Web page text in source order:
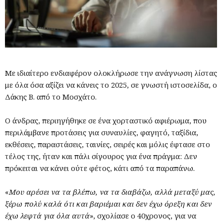
Με ιδιαίτερο ενδιαφέρον ολοκλήρωσε την ανάγνωση λίστας
με όλα όσα αξίζει να κάνεις το 2025, σε γνωστή ιστοσελίδα, ο
Δάκης Β. από το Μοσχάτο.
Ο άνδρας, περιηγήθηκε σε ένα χορταστικό αφιέρωμα, που
περιλάμβανε προτάσεις για συναυλίες, φαγητό, ταξίδια,
εκθέσεις, παραστάσεις, ταινίες, σειρές και μόλις έφτασε στο
τέλος της, ήταν και πάλι σίγουρος για ένα πράγμα: Δεν
πρόκειται να κάνει ούτε φέτος, κάτι από τα παραπάνω.
«Μου αρέσει να τα βλέπω, να τα διαβάζω, αλλά μεταξύ μας,
ξέρω πολύ καλά ότι και βαριέμαι και δεν έχω όρεξη και δεν
έχω λεφτά για όλα αυτά», σχολίασε ο 40χρονος, για να